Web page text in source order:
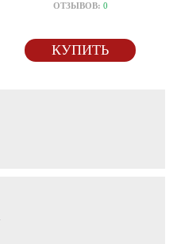
ОТЗЫВОВ: 0
КУПИТЬ